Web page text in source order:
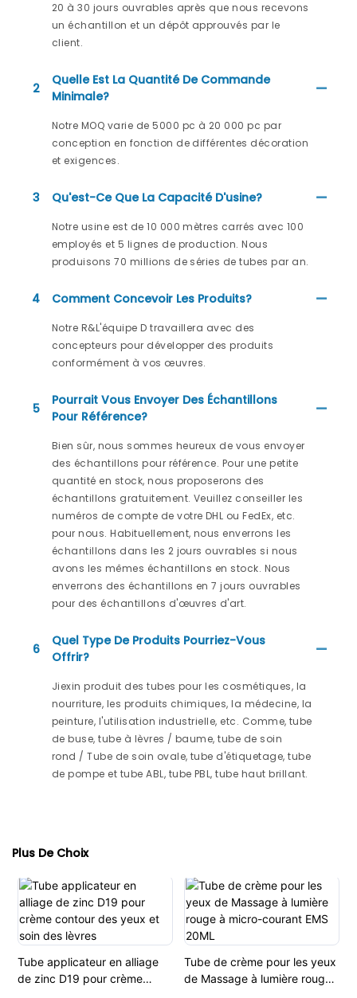
20 à 30 jours ouvrables après que nous recevons
un échantillon et un dépôt approuvés par le
client.
2
Quelle Est La Quantité De Commande
Minimale?
Notre MOQ varie de 5000 pc à 20 000 pc par
conception en fonction de différentes décoration
et exigences.
3 Qu'est-Ce Que La Capacité D'usine?
Notre usine est de 10 000 mètres carrés avec 100
employés et 5 lignes de production. Nous
produisons 70 millions de séries de tubes par an.
4 Comment Concevoir Les Produits?
Notre R&L'équipe D travaillera avec des
concepteurs pour développer des produits
conformément à vos œuvres.
5
Pourrait Vous Envoyer Des Échantillons
Pour Référence?
Bien sûr, nous sommes heureux de vous envoyer
des échantillons pour référence. Pour une petite
quantité en stock, nous proposerons des
échantillons gratuitement. Veuillez conseiller les
numéros de compte de votre DHL ou FedEx, etc.
pour nous. Habituellement, nous enverrons les
échantillons dans les 2 jours ouvrables si nous
avons les mêmes échantillons en stock. Nous
enverrons des échantillons en 7 jours ouvrables
pour des échantillons d'œuvres d'art.
6
Quel Type De Produits Pourriez-Vous
Offrir?
Jiexin produit des tubes pour les cosmétiques, la
nourriture, les produits chimiques, la médecine, la
peinture, l'utilisation industrielle, etc. Comme, tube
de buse, tube à lèvres / baume, tube de soin
rond / Tube de soin ovale, tube d'étiquetage, tube
de pompe et tube ABL, tube PBL, tube haut brillant.
Plus De Choix
Tube applicateur en alliage
de zinc D19 pour crème
Tube de crème pour les yeux
de Massage à lumière rouge